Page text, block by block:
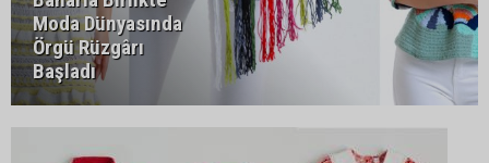
Moda Dünyasında
Örgü Rüzgârı
Başladı